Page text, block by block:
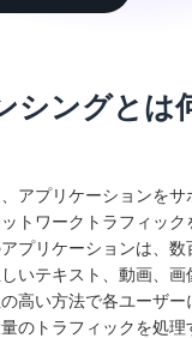
シングとは
アプリケーションをサ
トワークトラフィック
プリケーションは、数
いテキスト、動画、画
高い方法で各ユーザー
のトラフィックを処理